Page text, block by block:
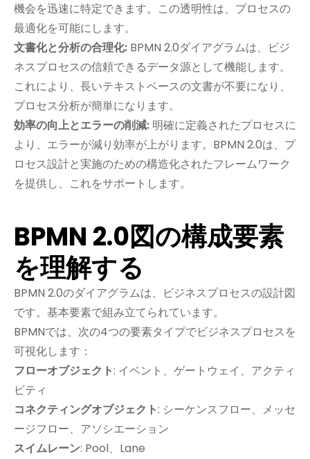
機会を迅速に特定できます。この透明性は、プロセスの
最適化を可能にします。
文書化と分析の合理化: BPMN 2.0ダイアグラムは、ビジ
ネスプロセスの信頼できるデータ源として機能します。
これにより、長いテキストベースの文書が不要になり、
プロセス分析が簡単になります。
効率の向上とエラーの削減: 明確に定義されたプロセスに
より、エラーが減り効率が上がります。BPMN 2.0は、プ
ロセス設計と実施のための構造化されたフレームワーク
を提供し、これをサポートします。
BPMN 2.0図の構成要素
を理解する
BPMN 2.0のダイアグラムは、ビジネスプロセスの設計図
です。基本要素で組み立てられています。
BPMNでは、次の4つの要素タイプでビジネスプロセスを
可視化します：
フローオブジェクト: イベント、ゲートウェイ、アクティ
ビティ
コネクティングオブジェクト: シーケンスフロー、メッセ
ージフロー、アソシエーション
スイムレーン: Pool、Lane